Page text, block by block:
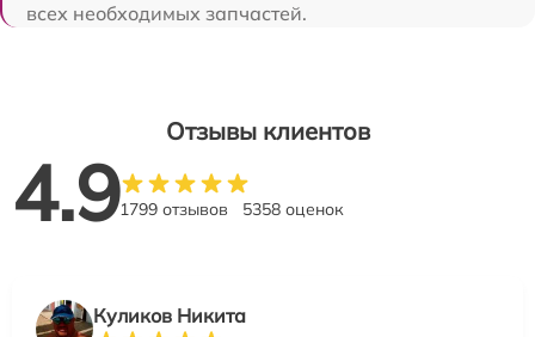
всех необходимых запчастей.
Отзывы клиентов
4.91799 отзывов 5358 оценок
Куликов Никита